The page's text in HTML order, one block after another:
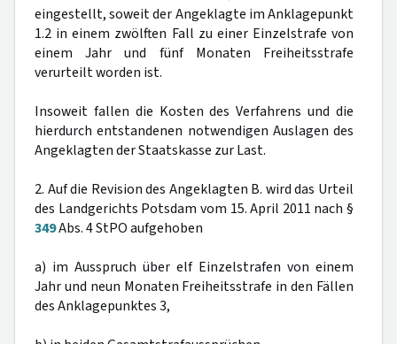
eingestellt, soweit der Angeklagte im Anklagepunkt
1.2 in einem zwölften Fall zu einer Einzelstrafe von
einem Jahr und fünf Monaten Freiheitsstrafe
verurteilt worden ist.
Insoweit fallen die Kosten des Verfahrens und die
hierdurch entstandenen notwendigen Auslagen des
Angeklagten der Staatskasse zur Last.
2. Auf die Revision des Angeklagten B. wird das Urteil
des Landgerichts Potsdam vom 15. April 2011 nach §
349Abs. 4 StPO aufgehoben
a) im Ausspruch über elf Einzelstrafen von einem
Jahr und neun Monaten Freiheitsstrafe in den Fällen
des Anklagepunktes 3,